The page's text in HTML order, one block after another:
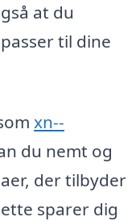
at du
til dine
xn--
du nemt og
der tilbyder
sparer dig